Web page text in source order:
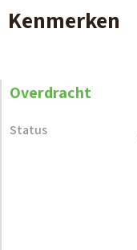
Kenmerken
Overdracht
Status